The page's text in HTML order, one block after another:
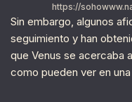
https://
Sin embargo, algunos
seguimiento y han
que Venus se acercaba
como pueden ver en